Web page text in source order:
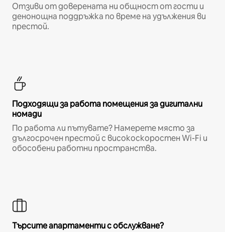
Отзиви от доверената ни общност от гости и
денонощна поддръжка по време на удължения ви
престой.
Подходящи за работа помещения за дигитални
номади
По работа ли пътувате? Намерете място за
дългосрочен престой с високоскоростен Wi-Fi и
обособени работни пространства.
Търсите апартаменти с обслужване?